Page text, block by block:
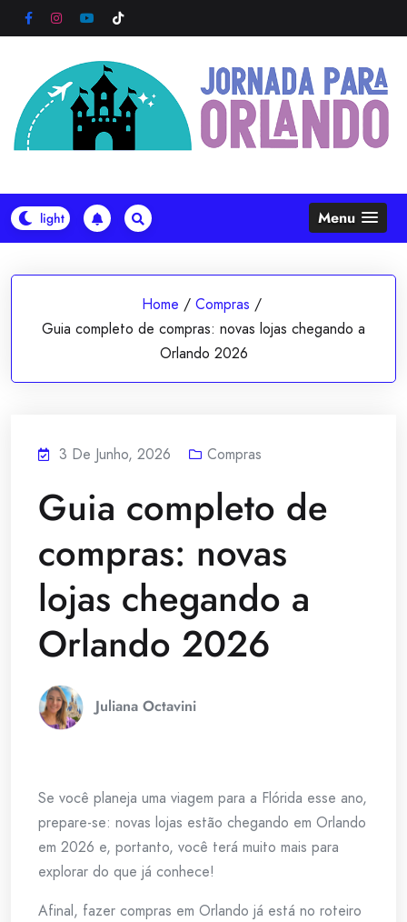
to
Menu
Home / Compras /
Guia completo de compras: novas lojas chegando a
Orlando 2026
3 De Junho, 2026 Compras
Guia completo de
compras: novas
lojas chegando a
Orlando 2026
Juliana Octavini
Se você planeja uma viagem para a Flórida esse ano,
prepare-se: novas lojas estão chegando em Orlando
em 2026 e, portanto, você terá muito mais para
explorar do que já conhece!
Afinal, fazer compras em Orlando já está no roteiro